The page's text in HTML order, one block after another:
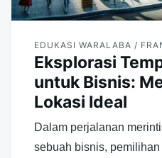
EDUKASI WARALABA /
Eksplorasi
untuk Bisnis:
Lokasi Ideal
Dalam perjalanan
sebuah bisnis,